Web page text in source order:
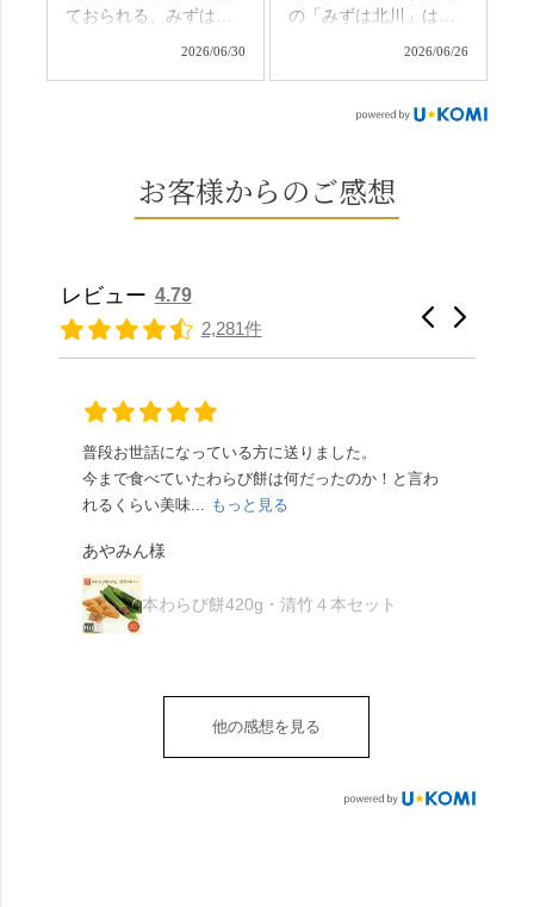
ひこの機会に食べてみ
なこ） •わらび餅（抹
ぐにいただけます。 ち
なみに、京きなこは通
種類があります。 ※私
たちの間では、「みず
はさんといえばわらび
納得です。種類は断ト
ツに京きなこが人気で
すが、私はどれも同じ
くらい好きです。 ※京
は抹茶きなこが付いて
ますが、追加でかけな
くても十分おいしくい
ただけます。 店内には
ップがあります。店員
さんに一言お声かけて
か…？ここを独り占め
できるのが西山なんで
す。 ⛩️続いて「大原野
神社」へ。 延暦3年
春日"。鯉沢の池には白
いスイレンが咲き、神
馳せた小塩山のふもと
「満開に出会えたら千
の願いが叶う」…来
り。器まで美しくて、
事な石の寺「正法寺」
へ。青もみじがきらき
ておられる、みずは北
とした小豆の食感も美
味しかったです。うい
さだったため、とても
頂きやすかったです。
ありがたく、美味しく
でした。 ・ 今年も変わ
茅の輪をくぐらせて頂
き、水無月にも出会え
夏を迎えられることに
感謝しています。あり
お皿は原稔さん
（@hara_minoru）「角
水無月 #原稔 さん #和
2026/06/30
の「みずは北川」は、
和菓子作りの要である
ました⛲️ 創業から30余
も麗しいものばかり👀
と和三盆の風味が広が
ります🥰 抹茶味もあ
り、こちらには宇治抹
ぞれにきな粉、抹茶き
な粉がついているの
北川
（元日のみ休業）
**************
ちの日常の魅力を発信
2026/06/26
お客様からのご感想
レビュー 4.79
2,281件
普段お世話になっている方に送りました。
今まで食べていたわらび餅は何だったのか！と言わ
れるくらい美味... もっと見る
あやみん様
本わらび餅420g・清竹４本セット
他の感想を見る